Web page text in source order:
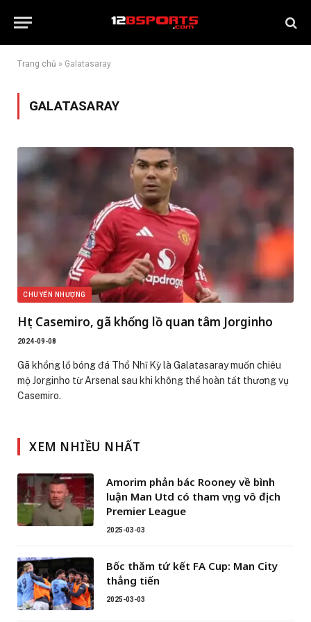
Trang chủ » Galatasaray
GALATASARAY
CHUYỂN NHƯỢNG
Hụt Casemiro, gã khổng lồ quan tâm Jorginho
2024-09-08
Gã khổng lồ bóng đá Thổ Nhĩ Kỳ là Galatasaray muốn chiêu
mộ Jorginho từ Arsenal sau khi không thể hoàn tất thương vụ
Casemiro.
XEM NHIỀU NHẤT
Amorim phản bác Rooney về bình
luận Man Utd có tham vọng vô địch
Premier League
2025-03-03
Bốc thăm tứ kết FA Cup: Man City
thẳng tiến
2025-03-03